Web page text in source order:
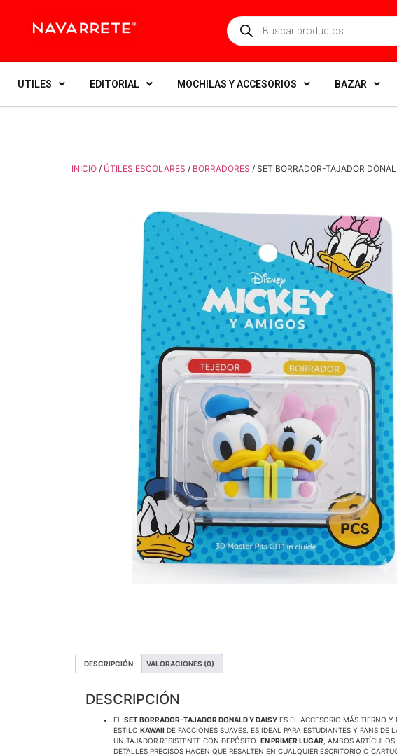
UTILES EDITORIAL MOCHILAS Y ACCESORIOS BAZAR
INICIO / ÚTILES ESCOLARES / BORRADORES / SET BORRADOR-TAJADOR
DESCRIPCIÓN VALORACIONES (0)
DESCRIPCIÓN
EL SET BORRADOR-TAJADOR DONALD Y DAISY ES EL ACCESORIO MÁS TIERNO
ESTILO KAWAII DE FACCIONES SUAVES. ES IDEAL PARA ESTUDIANTES Y FANS
UN TAJADOR RESISTENTE CON DEPÓSITO. EN PRIMER LUGAR , AMBOS
DETALLES PRECISOS HACEN QUE RESALTEN EN CUALQUIER ESCRITORIO O